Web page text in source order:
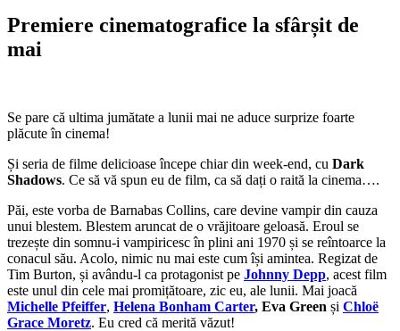
Premiere cinematografice la sfârșit de
mai
Se pare că ultima jumătate a lunii mai ne aduce surprize foarte
plăcute în cinema!
Și seria de filme delicioase începe chiar din week-end, cu Dark
Shadows. Ce să vă spun eu de film, ca să dați o raită la cinema….
Păi, este vorba de Barnabas Collins, care devine vampir din cauza
unui blestem. Blestem aruncat de o vrăjitoare geloasă. Eroul se
trezește din somnu-i vampiricesc în plini ani 1970 și se reîntoarce la
conacul său. Acolo, nimic nu mai este cum își amintea. Regizat de
Tim Burton, și avându-l ca protagonist pe Johnny Depp, acest film
este unul din cele mai promițătoare, zic eu, ale lunii. Mai joacă
Michelle Pfeiffer, Helena Bonham Carter, Eva Green și Chloë
Grace Moretz. Eu cred că merită văzut!